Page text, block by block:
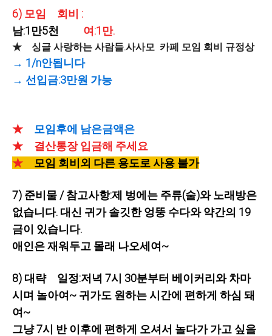
6) 모임 회비 :
남:1만5천
여:1만.
★ 싱글 사랑하는 사람들.사사모 카페 모임 회비 규정상
→ 1/n안됩니다
→ 선입금:3만원 가능
★ 모임후에 남은금액은
★ 결산통장 입금해 주세요
★ 모임 회비외 다른 용도로 사용 불가
7) 준비물 / 참고사항:제 벙에는 주류(술)와 노래방은
없습니다. 대신 귀가 솔깃한 엉뚱 수다와 약간의 19
금이 있습니다.
애인은 재워두고 몰래 나오세여~
8) 대략 일정:저녁 7시 30분부터 베이커리와 차마
시며 놀아여~ 귀가도 원하는 시간에 편하게 하심 돼
여~
그냥 7시 반 이후에 편하게 오셔서 놀다가 가고 싶을